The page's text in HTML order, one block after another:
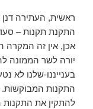
ראשית, העתירה
התקנת תקנות –
אכן, אין זה
יורה לשר הממונה
בענייננו-שלנו לא
התקנות המבוקשות.
להתקין את התקנות